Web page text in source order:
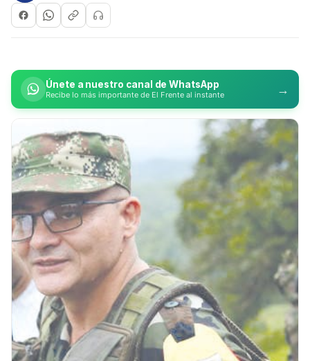
Únete a nuestro canal de WhatsApp
Recibe lo más importante de El Frente al instante →